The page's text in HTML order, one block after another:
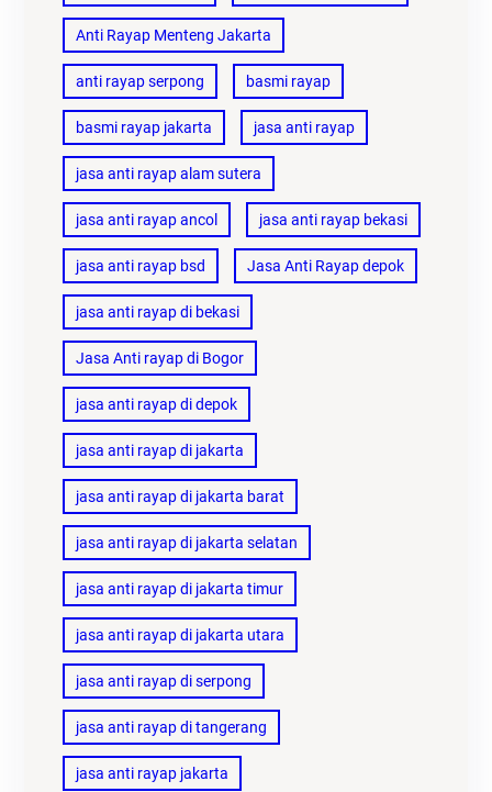
Anti Rayap Menteng Jakarta
anti rayap serpong basmi rayap
basmi rayap jakarta jasa anti rayap
jasa anti rayap alam sutera
jasa anti rayap ancol jasa anti rayap bekasi
jasa anti rayap bsd Jasa Anti Rayap depok
jasa anti rayap di bekasi
Jasa Anti rayap di Bogor
jasa anti rayap di depok
jasa anti rayap di jakarta
jasa anti rayap di jakarta barat
jasa anti rayap di jakarta selatan
jasa anti rayap di jakarta timur
jasa anti rayap di jakarta utara
jasa anti rayap di serpong
jasa anti rayap di tangerang
jasa anti rayap jakarta